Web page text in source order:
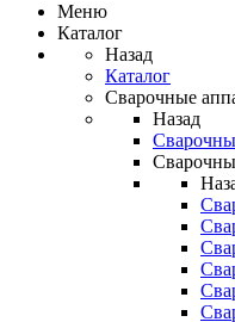
Меню
Каталог
Назад
Каталог
Сварочные
Назад